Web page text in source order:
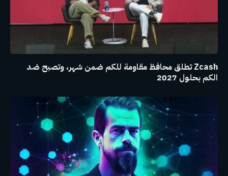
Zcash تطلق محافظ مقاومة للكم ضمن شهر، وتصبح ضد
الكم بحلول 2027